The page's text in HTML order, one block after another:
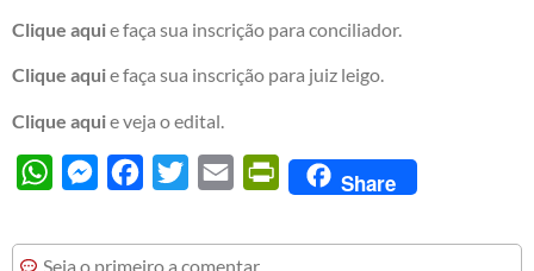
Clique aquie faça sua inscrição para conciliador.
Clique aquie faça sua inscrição para juiz leigo.
Clique aquie veja o edital.
WhatsAppMessengerFacebook
Twitter Email PrintFriendly
Share
Seja o primeiro a comentar